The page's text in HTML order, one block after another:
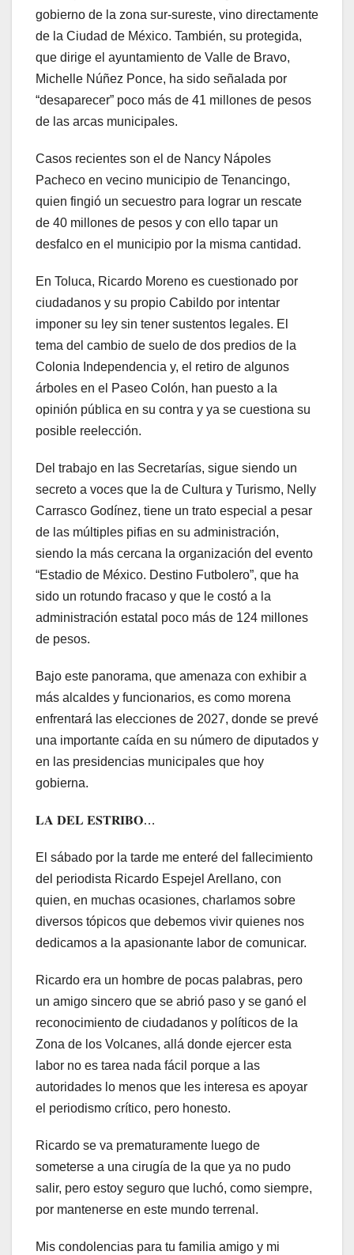
gobierno de la zona sur-sureste, vino directamente
de la Ciudad de México. También, su protegida,
que dirige el ayuntamiento de Valle de Bravo,
Michelle Núñez Ponce, ha sido señalada por
“desaparecer” poco más de 41 millones de pesos
de las arcas municipales.
Casos recientes son el de Nancy Nápoles
Pacheco en vecino municipio de Tenancingo,
quien fingió un secuestro para lograr un rescate
de 40 millones de pesos y con ello tapar un
desfalco en el municipio por la misma cantidad.
En Toluca, Ricardo Moreno es cuestionado por
ciudadanos y su propio Cabildo por intentar
imponer su ley sin tener sustentos legales. El
tema del cambio de suelo de dos predios de la
Colonia Independencia y, el retiro de algunos
árboles en el Paseo Colón, han puesto a la
opinión pública en su contra y ya se cuestiona su
posible reelección.
Del trabajo en las Secretarías, sigue siendo un
secreto a voces que la de Cultura y Turismo, Nelly
Carrasco Godínez, tiene un trato especial a pesar
de las múltiples pifias en su administración,
siendo la más cercana la organización del evento
“Estadio de México. Destino Futbolero”, que ha
sido un rotundo fracaso y que le costó a la
administración estatal poco más de 124 millones
de pesos.
Bajo este panorama, que amenaza con exhibir a
más alcaldes y funcionarios, es como morena
enfrentará las elecciones de 2027, donde se prevé
una importante caída en su número de diputados y
en las presidencias municipales que hoy
gobierna.
𝐋𝐀 𝐃𝐄𝐋 𝐄𝐒𝐓𝐑𝐈𝐁𝐎…
El sábado por la tarde me enteré del fallecimiento
del periodista Ricardo Espejel Arellano, con
quien, en muchas ocasiones, charlamos sobre
diversos tópicos que debemos vivir quienes nos
dedicamos a la apasionante labor de comunicar.
Ricardo era un hombre de pocas palabras, pero
un amigo sincero que se abrió paso y se ganó el
reconocimiento de ciudadanos y políticos de la
Zona de los Volcanes, allá donde ejercer esta
labor no es tarea nada fácil porque a las
autoridades lo menos que les interesa es apoyar
el periodismo crítico, pero honesto.
Ricardo se va prematuramente luego de
someterse a una cirugía de la que ya no pudo
salir, pero estoy seguro que luchó, como siempre,
por mantenerse en este mundo terrenal.
Mis condolencias para tu familia amigo y mi